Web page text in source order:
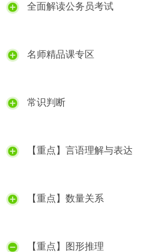
全面解读公务员考试
名师精品课专区
常识判断
【重点】言语理解与表达
【重点】数量关系
【重点】图形推理